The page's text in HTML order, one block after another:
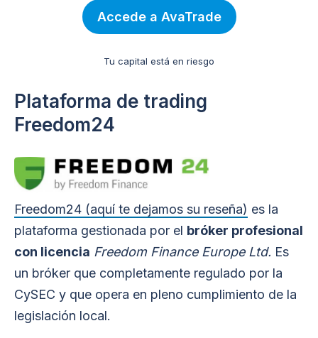
Accede a AvaTrade
Tu capital está en riesgo
Plataforma de trading
Freedom24
Freedom24 (aquí te dejamos su reseña) es la
plataforma gestionada por el bróker profesional
con licencia Freedom Finance Europe Ltd. Es
un bróker que completamente regulado por la
CySEC y que opera en pleno cumplimiento de la
legislación local.